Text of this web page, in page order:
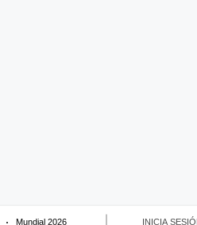
Mundial 2026 INICIA